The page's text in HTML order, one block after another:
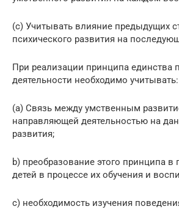
(c) Учитывать влияние предыдущих
психического развития на
При реализации принципа единства
деятельности необходимо учитывать:
(a) Связь между умственным
направляющей деятельностью на
развития;
b) преобразование этого принципа в
детей в процессе их обучения и
c) необходимость изучения